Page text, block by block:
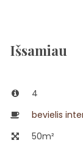
Išsamiau
4
bevielis
50m²